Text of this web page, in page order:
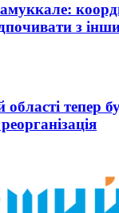
з
тепер